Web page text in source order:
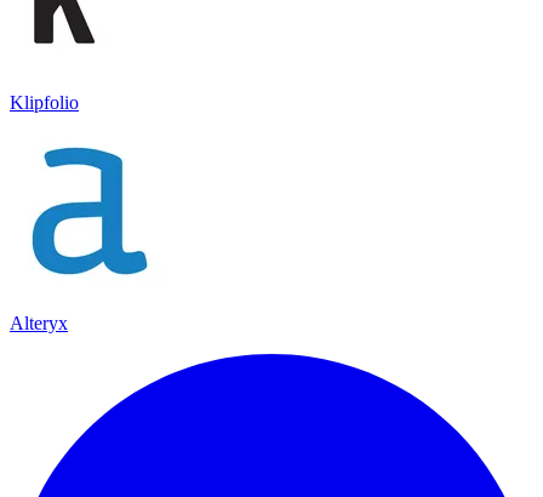
Klipfolio
Alteryx